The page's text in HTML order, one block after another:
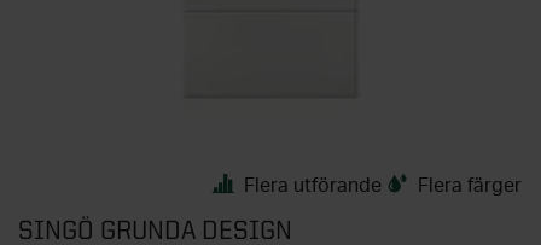
Flera utförande Flera färger
SINGÖ GRUNDA DESIGN